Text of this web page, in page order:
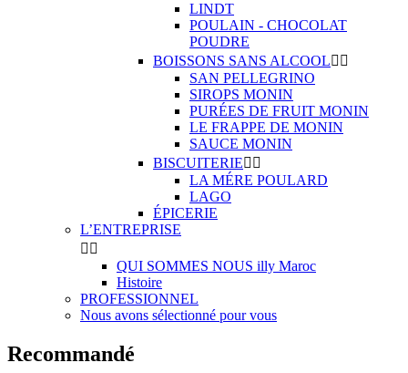
LINDT
POULAIN - CHOCOLAT
POUDRE
BOISSONS SANS ALCOOL 
SAN PELLEGRINO
SIROPS MONIN
PURÉES DE FRUIT MONIN
LE FRAPPE DE MONIN
SAUCE MONIN
BISCUITERIE 
LA MÉRE POULARD
LAGO
ÉPICERIE
L’ENTREPRISE
 
QUI SOMMES NOUS illy Maroc
Histoire
PROFESSIONNEL
Nous avons sélectionné pour vous
Recommandé